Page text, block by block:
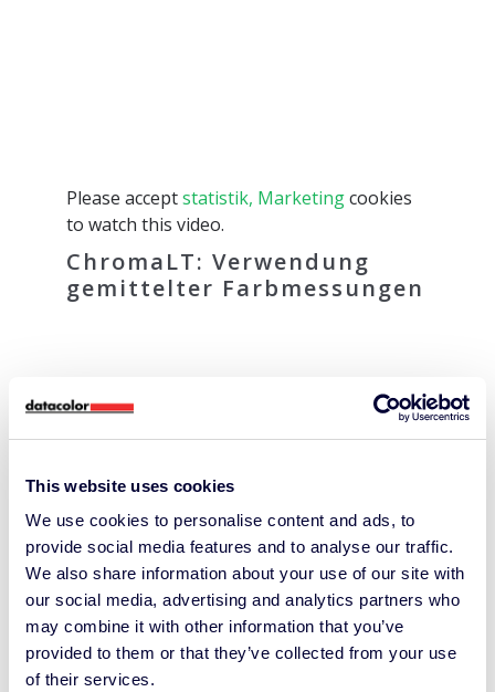
This website uses cookies
We use cookies to personalise content and ads, to
provide social media features and to analyse our traffic.
We also share information about your use of our site with
our social media, advertising and analytics partners who
may combine it with other information that you’ve
provided to them or that they’ve collected from your use
of their services.
Please acceptstatistik, Marketingcookies
to watch this video.
ChromaLT: Verwendung
gemittelter Farbmessungen
Please acceptstatistik, Marketingcookies
to watch this video.
ChromaLT: Vergleich der
Getriebe- und
Bedienerseite